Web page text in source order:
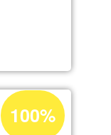
Acceptance
percentage
100%